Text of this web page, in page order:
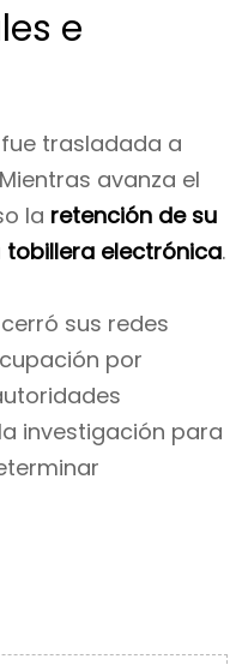
e
trasladada a
avanza el
la retención de su
tobillera electrónica.
sus redes
por
investigación para